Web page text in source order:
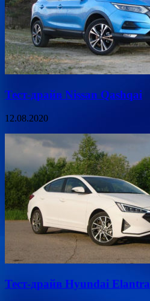
Тест-драйв Nissan Qashqai
12.08.2020
Тест-драйв Hyundai Elantra